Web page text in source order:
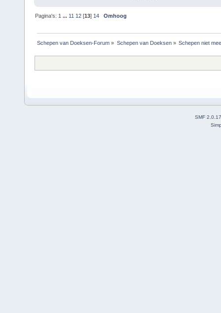
Pagina's: 1 ... 11 12 [13] 14 Omhoog
Schepen van Doeksen-Forum » Schepen van Doeksen» Schepen niet
SMF 2.0.17